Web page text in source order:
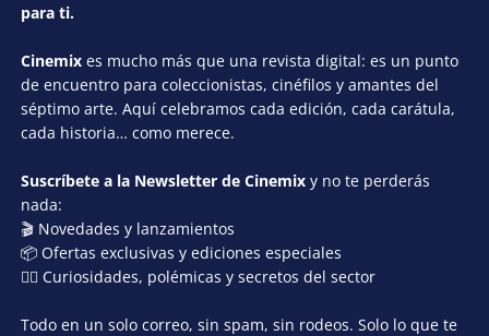
para ti.
Cinemix es mucho más que una revista digital: es un punto
de encuentro para coleccionistas, cinéfilos y amantes del
séptimo arte. Aquí celebramos cada edición, cada carátula,
cada historia… como merece.
Suscríbete a la Newsletter de Cinemix y no te perderás
nada:
🎬 Novedades y lanzamientos
📦 Ofertas exclusivas y ediciones especiales
🕵️‍♂️ Curiosidades, polémicas y secretos del sector
Todo en un solo correo, sin spam, sin rodeos. Solo lo que te